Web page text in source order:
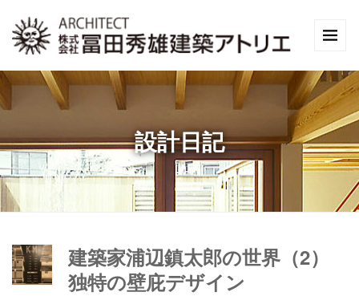
設計日記
建築家浦辺鎮太郎の世界（2）
独特の壁庇デザイン